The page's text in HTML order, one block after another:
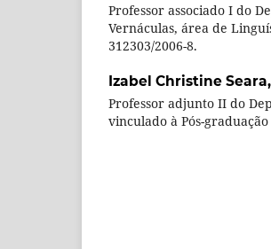
Professor associado I do
Vernáculas, área de
312303/2006-8.
Izabel Christine Seara,
Professor adjunto II do
vinculado à Pós-